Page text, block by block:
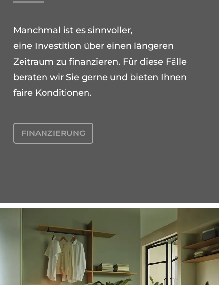
Manchmal ist es sinnvoller,
eine Investition über einen längeren
Zeitraum zu finanzieren. Für diese Fälle
beraten wir Sie gerne und bieten Ihnen
faire Konditionen.
FINANZIERUNG